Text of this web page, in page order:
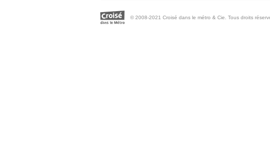
© 2008-2021 Croisé dans le métro & Cie. Tous droits